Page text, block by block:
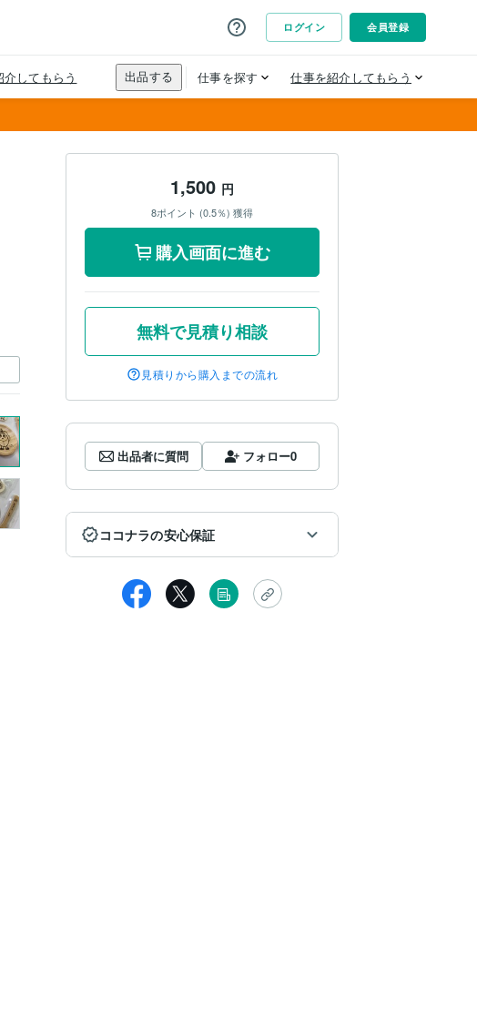
1,500 円
8ポイント (0.5％) 獲得
購入画面に進む
無料で見積り相談
見積りから購入までの流れ
出品者に質問 フォロー0
ココナラの安心保証